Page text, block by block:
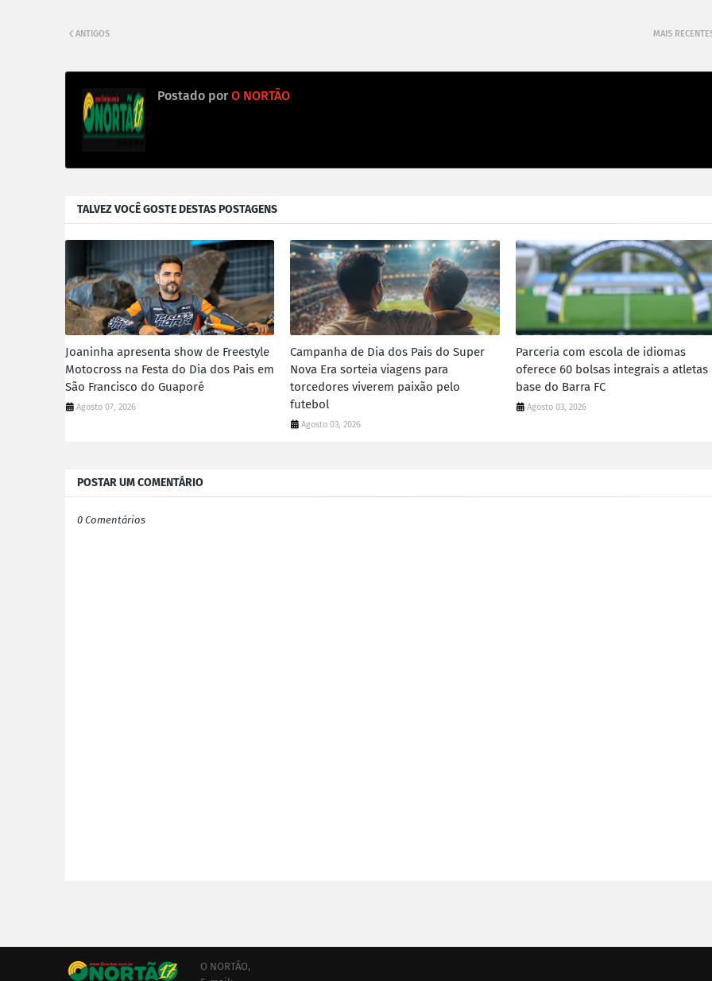
MAIS
ANTIGOS
Postado por O NORTÃO
TALVEZ VOCÊ GOSTE DESTAS POSTAGENS
Joaninha apresenta show de Freestyle
Motocross na Festa do Dia dos Pais em
São Francisco do Guaporé
Agosto 07, 2026
Campanha de Dia dos Pais do Super
Nova Era sorteia viagens para
torcedores viverem paixão pelo
futebol
Agosto 03, 2026
Parceria com escola de idiomas
oferece 60 bolsas integrais a atletas
base do Barra FC
Agosto 03, 2026
POSTAR UM COMENTÁRIO
0 Comentários
O NORTÃO,